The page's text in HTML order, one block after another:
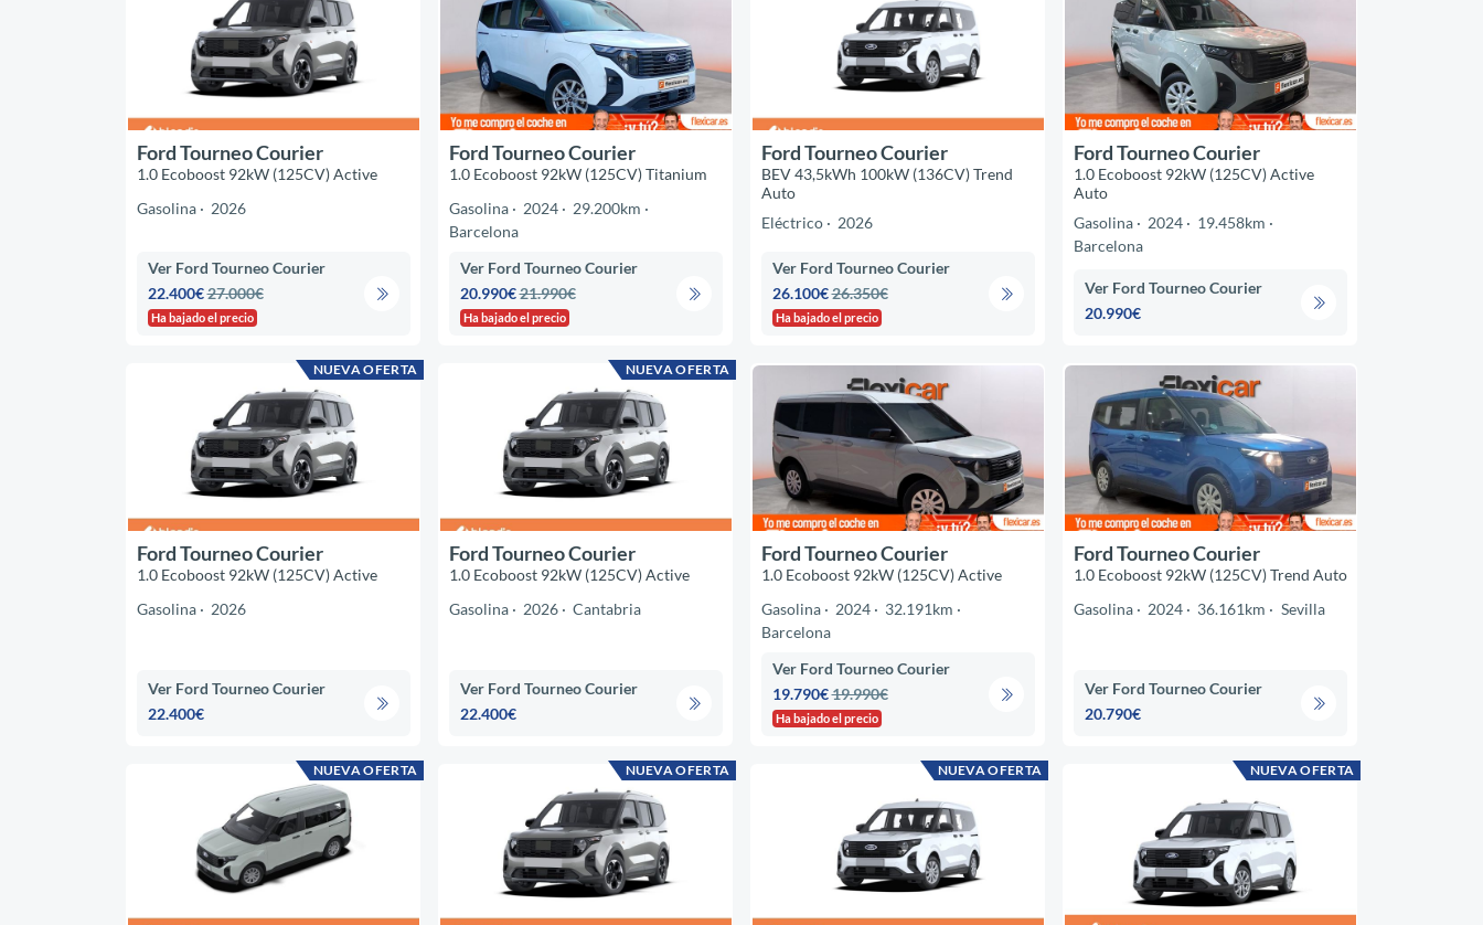
Ford Tourneo Courier
1.0 Ecoboost 92kW (125CV) Active
Gasolina
2026
Ver Ford Tourneo Courier
22.400€27.000€
Ha bajado el precio
Ford Tourneo Courier
1.0 Ecoboost 92kW (125CV) Titanium
Gasolina
2024
29.200km
Barcelona
Ver Ford Tourneo Courier
20.990€21.990€
Ha bajado el precio
Ford Tourneo Courier
BEV 43,5kWh 100kW (136CV) Trend
Auto
Eléctrico
2026
Ver Ford Tourneo Courier
26.100€26.350€
Ha bajado el precio
Ford Tourneo Courier
1.0 Ecoboost 92kW (125CV) Active
Auto
Gasolina
2024
19.458km
Barcelona
Ver Ford Tourneo Courier
20.990€
NUEVA OFERTA
Ford Tourneo Courier
1.0 Ecoboost 92kW (125CV) Active
Gasolina
2026
Ver Ford Tourneo Courier
22.400€
NUEVA OFERTA
Ford Tourneo Courier
1.0 Ecoboost 92kW (125CV) Active
Gasolina
2026 Cantabria
Ver Ford Tourneo Courier
22.400€
Ford Tourneo Courier
1.0 Ecoboost 92kW (125CV) Active
Gasolina
2024
32.191km
Barcelona
Ver Ford Tourneo Courier
19.790€19.990€
Ha bajado el precio
Ford Tourneo Courier
1.0 Ecoboost 92kW (125CV) Trend Auto
Gasolina
2024 36.161km Sevilla
Ver Ford Tourneo Courier
20.790€
NUEVA OFERTA NUEVA OFERTA NUEVA OFERTA NUEVA OFERTA